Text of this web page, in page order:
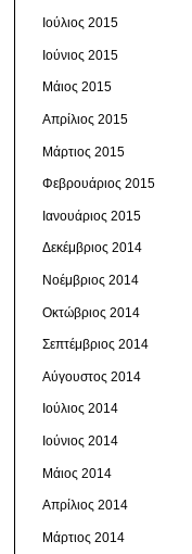
Ιούλιος 2015
Ιούνιος 2015
Μάιος 2015
Απρίλιος 2015
Μάρτιος 2015
Φεβρουάριος 2015
Ιανουάριος 2015
Δεκέμβριος 2014
Νοέμβριος 2014
Οκτώβριος 2014
Σεπτέμβριος 2014
Αύγουστος 2014
Ιούλιος 2014
Ιούνιος 2014
Μάιος 2014
Απρίλιος 2014
Μάρτιος 2014